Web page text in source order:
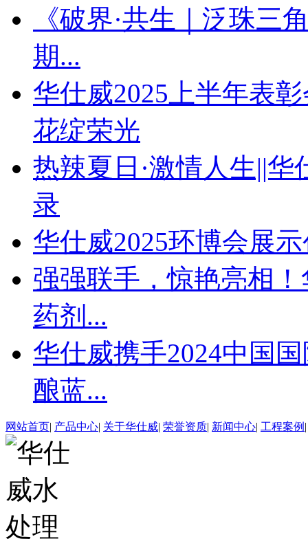
《破界·共生｜泛珠三
期...
华仕威2025上半年表
花绽荣光
热辣夏日·激情人生||
录
华仕威2025环博会展
强强联手，惊艳亮相
药剂...
华仕威携手2024中国
酿蓝...
网站首页| 产品中心| 关于华仕威| 荣誉资质| 新闻中心| 工程案例